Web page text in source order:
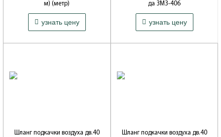
м) (метр)
Производитель: САРАНСКИЙ ЗАВОД
РЕЗИНОТЕХНИКИ
129 ₽узнать цену
да ЗМЗ-406
Артикул: 4062-1147103-11
Производитель: ОАО ЗМЗ
335 ₽узнать цену
Шланг подкачки воздуха дв.40
Шланг подкачки воздуха дв.40